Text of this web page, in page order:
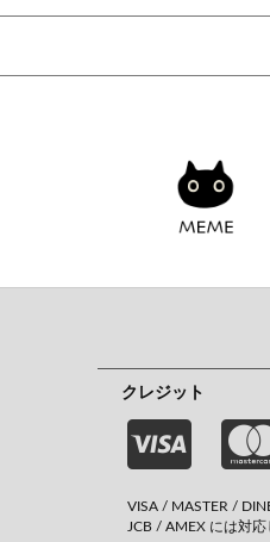
クレジット
VISA / MASTER /
JCB / AMEX には対